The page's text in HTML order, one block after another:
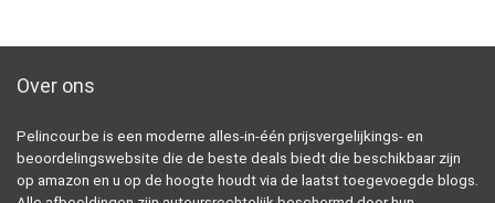
Over ons
Pelincour.be is een moderne alles-in-één prijsvergelijkings- en
beoordelingswebsite die de beste deals biedt die beschikbaar zijn
op amazon en u op de hoogte houdt via de laatst toegevoegde blogs.